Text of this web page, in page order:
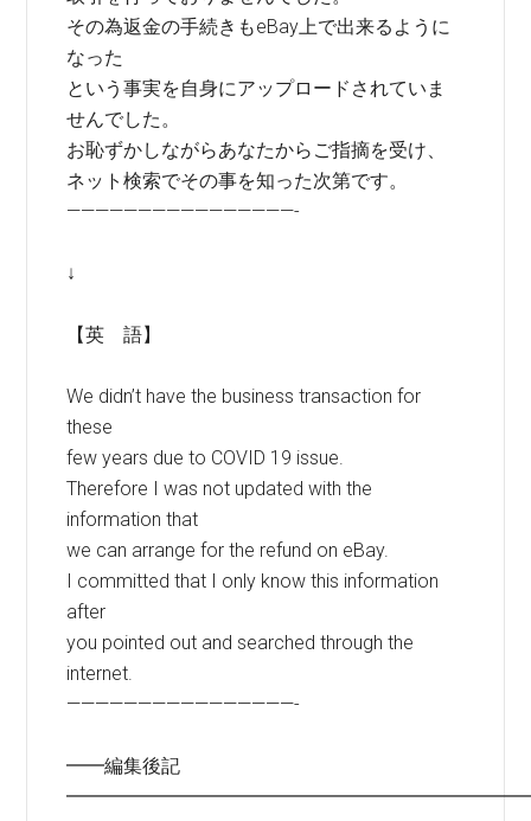
その為返金の手続きもeBay上で出来るように
なった
という事実を自身にアップロードされていま
せんでした。
お恥ずかしながらあなたからご指摘を受け、
ネット検索でその事を知った次第です。
————————————————-
↓
【英 語】
We didn’t have the business transaction for
these
few years due to COVID 19 issue.
Therefore I was not updated with the
information that
we can arrange for the refund on eBay.
I committed that I only know this information
after
you pointed out and searched through the
internet.
————————————————-
━━編集後記